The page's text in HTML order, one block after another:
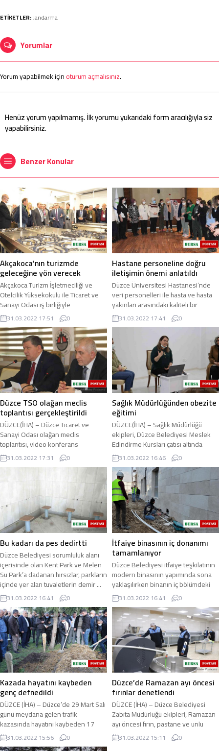
ETİKETLER:Jandarma
Yorumlar
Yorum yapabilmek içinoturum açmalısınız.
Henüz yorum yapılmamış. İlk yorumu yukarıdaki form aracılığıyla siz
yapabilirsiniz.
Benzer Konular
Akçakoca’nın turizmde
geleceğine yön verecek
Akçakoca Turizm İşletmeciliği ve
Otelcilik Yüksekokulu ile Ticaret ve
Sanayi Odası iş birliğiyle
düzenlenen turizm çalıştayında
ilçenin turizmde ...
31.03.2022 17:51 0
Hastane personeline doğru
iletişimin önemi anlatıldı
Düzce Üniversitesi Hastanesi’nde
veri personelleri ile hasta ve hasta
yakınları arasındaki kaliteli bir
iletişim süreci oluşturmak amacıyla ...
31.03.2022 17:41 0
Düzce TSO olağan meclis
toplantısı gerçekleştirildi
DÜZCE(İHA) – Düzce Ticaret ve
Sanayi Odası olağan meclis
toplantısı, video konferans
yöntemiyle Meclis Başkanı Ahmet
Dertli yönetiminde yapıldı ...
31.03.2022 17:31 0
Sağlık Müdürlüğünden obezite
eğitimi
DÜZCE(İHA) – Sağlık Müdürlüğü
ekipleri, Düzce Belediyesi Meslek
Edindirme Kursları çatısı altında
eğitim alan kursiyerlere Ramazan
ayında ...
31.03.2022 16:46 0
Bu kadarı da pes dedirtti
Düzce Belediyesi sorumluluk alanı
içerisinde olan Kent Park ve Melen
Su Park’a dadanan hırsızlar, parkların
içinde yer alan tuvaletlerin demir ...
31.03.2022 16:41 0
İtfaiye binasının iç donanımı
tamamlanıyor
Düzce Belediyesi itfaiye teşkilatının
modern binasının yapımında sona
yaklaşılırken binanın iç bölümdeki
çalışmaların yüzde 80’i tamamlandı ...
31.03.2022 16:41 0
Kazada hayatını kaybeden
genç defnedildi
DÜZCE (İHA) – Düzce’de 29 Mart Salı
günü meydana gelen trafik
kazasında hayatını kaybeden 17
yaşındaki Kadir Özçelik, son
yolculuğuna uğurlandı ...
31.03.2022 15:56 0
Düzce’de Ramazan ayı öncesi
fırınlar denetlendi
DÜZCE (İHA) – Düzce Belediyesi
Zabıta Müdürlüğü ekipleri, Ramazan
ayı öncesi fırın, pastane ve unlu
mamulleri imalathanelerinde
denetim yapıyor ...
31.03.2022 15:11 0